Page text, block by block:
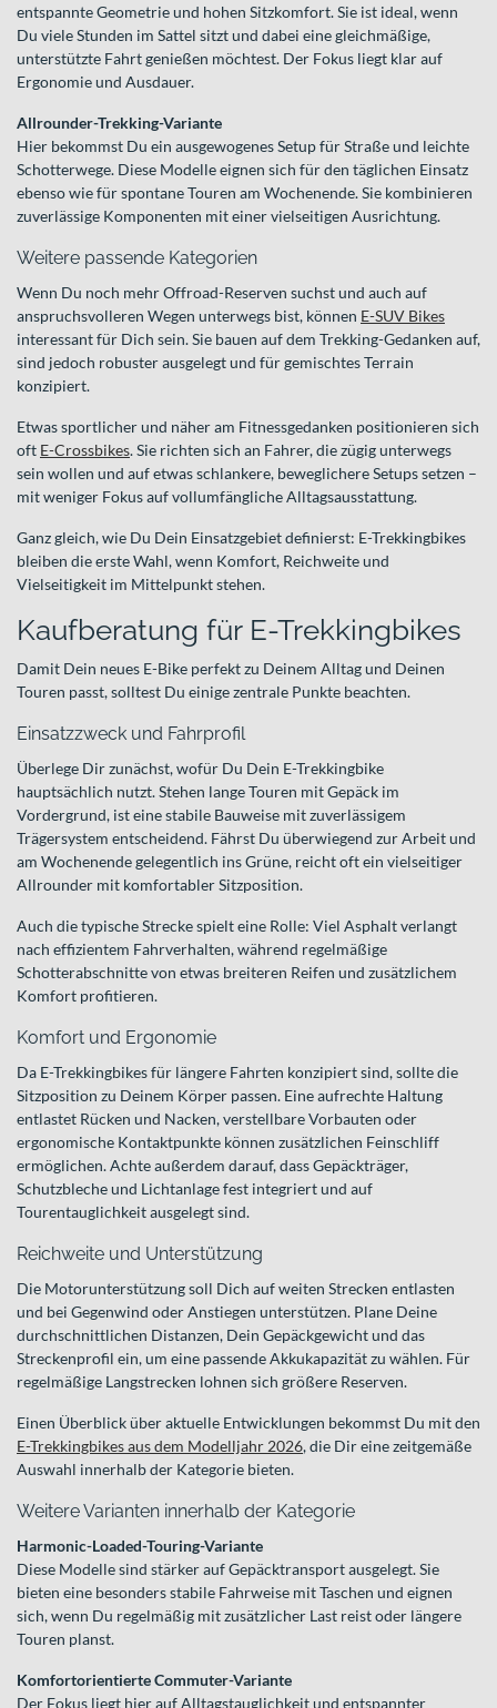
entspannte Geometrie und hohen Sitzkomfort. Sie ist ideal, wenn
Du viele Stunden im Sattel sitzt und dabei eine gleichmäßige,
unterstützte Fahrt genießen möchtest. Der Fokus liegt klar auf
Ergonomie und Ausdauer.
Allrounder-Trekking-Variante
Hier bekommst Du ein ausgewogenes Setup für Straße und leichte
Schotterwege. Diese Modelle eignen sich für den täglichen Einsatz
ebenso wie für spontane Touren am Wochenende. Sie kombinieren
zuverlässige Komponenten mit einer vielseitigen Ausrichtung.
Weitere passende Kategorien
Wenn Du noch mehr Offroad-Reserven suchst und auch auf
anspruchsvolleren Wegen unterwegs bist, können E-SUV Bikes
interessant für Dich sein. Sie bauen auf dem Trekking-Gedanken auf,
sind jedoch robuster ausgelegt und für gemischtes Terrain
konzipiert.
Etwas sportlicher und näher am Fitnessgedanken positionieren sich
oft E-Crossbikes. Sie richten sich an Fahrer, die zügig unterwegs
sein wollen und auf etwas schlankere, beweglichere Setups setzen –
mit weniger Fokus auf vollumfängliche Alltagsausstattung.
Ganz gleich, wie Du Dein Einsatzgebiet definierst: E-Trekkingbikes
bleiben die erste Wahl, wenn Komfort, Reichweite und
Vielseitigkeit im Mittelpunkt stehen.
Kaufberatung für E-Trekkingbikes
Damit Dein neues E-Bike perfekt zu Deinem Alltag und Deinen
Touren passt, solltest Du einige zentrale Punkte beachten.
Einsatzzweck und Fahrprofil
Überlege Dir zunächst, wofür Du Dein E-Trekkingbike
hauptsächlich nutzt. Stehen lange Touren mit Gepäck im
Vordergrund, ist eine stabile Bauweise mit zuverlässigem
Trägersystem entscheidend. Fährst Du überwiegend zur Arbeit und
am Wochenende gelegentlich ins Grüne, reicht oft ein vielseitiger
Allrounder mit komfortabler Sitzposition.
Auch die typische Strecke spielt eine Rolle: Viel Asphalt verlangt
nach effizientem Fahrverhalten, während regelmäßige
Schotterabschnitte von etwas breiteren Reifen und zusätzlichem
Komfort profitieren.
Komfort und Ergonomie
Da E-Trekkingbikes für längere Fahrten konzipiert sind, sollte die
Sitzposition zu Deinem Körper passen. Eine aufrechte Haltung
entlastet Rücken und Nacken, verstellbare Vorbauten oder
ergonomische Kontaktpunkte können zusätzlichen Feinschliff
ermöglichen. Achte außerdem darauf, dass Gepäckträger,
Schutzbleche und Lichtanlage fest integriert und auf
Tourentauglichkeit ausgelegt sind.
Reichweite und Unterstützung
Die Motorunterstützung soll Dich auf weiten Strecken entlasten
und bei Gegenwind oder Anstiegen unterstützen. Plane Deine
durchschnittlichen Distanzen, Dein Gepäckgewicht und das
Streckenprofil ein, um eine passende Akkukapazität zu wählen. Für
regelmäßige Langstrecken lohnen sich größere Reserven.
Einen Überblick über aktuelle Entwicklungen bekommst Du mit den
E-Trekkingbikes aus dem Modelljahr 2026, die Dir eine zeitgemäße
Auswahl innerhalb der Kategorie bieten.
Weitere Varianten innerhalb der Kategorie
Harmonic-Loaded-Touring-Variante
Diese Modelle sind stärker auf Gepäcktransport ausgelegt. Sie
bieten eine besonders stabile Fahrweise mit Taschen und eignen
sich, wenn Du regelmäßig mit zusätzlicher Last reist oder längere
Touren planst.
Komfortorientierte Commuter-Variante
Der Fokus liegt hier auf Alltagstauglichkeit und entspannter